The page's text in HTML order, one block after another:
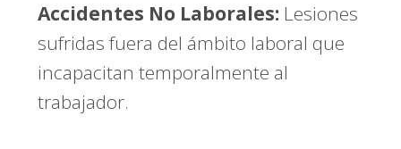
Accidentes No Laborales: Lesiones
sufridas fuera del ámbito laboral que
incapacitan temporalmente al
trabajador.